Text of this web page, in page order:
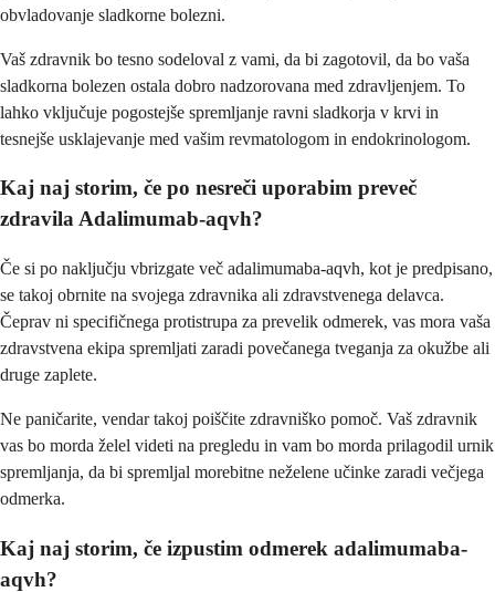
obvladovanje sladkorne bolezni.
Vaš zdravnik bo tesno sodeloval z vami, da bi zagotovil, da bo vaša
sladkorna bolezen ostala dobro nadzorovana med zdravljenjem. To
lahko vključuje pogostejše spremljanje ravni sladkorja v krvi in
tesnejše usklajevanje med vašim revmatologom in endokrinologom.
Kaj naj storim, če po nesreči uporabim preveč
zdravila Adalimumab-aqvh?
Če si po naključju vbrizgate več adalimumaba-aqvh, kot je predpisano,
se takoj obrnite na svojega zdravnika ali zdravstvenega delavca.
Čeprav ni specifičnega protistrupa za prevelik odmerek, vas mora vaša
zdravstvena ekipa spremljati zaradi povečanega tveganja za okužbe ali
druge zaplete.
Ne paničarite, vendar takoj poiščite zdravniško pomoč. Vaš zdravnik
vas bo morda želel videti na pregledu in vam bo morda prilagodil urnik
spremljanja, da bi spremljal morebitne neželene učinke zaradi večjega
odmerka.
Kaj naj storim, če izpustim odmerek adalimumaba-
aqvh?